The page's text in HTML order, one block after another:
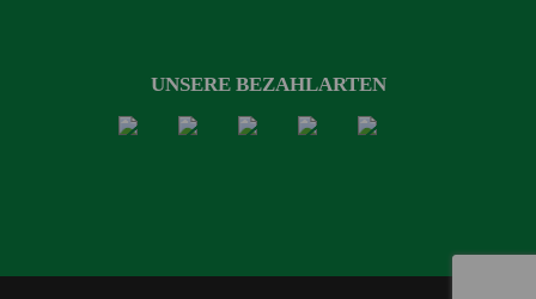
UNSERE BEZAHLARTEN